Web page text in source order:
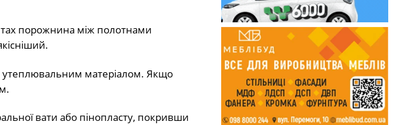
порожнина між полотнами
утеплювальним матеріалом. Якщо
вати або пінопласту, покривши